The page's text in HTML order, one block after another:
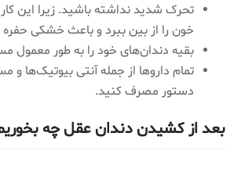
تحرک شدید نداشته باشید. زیرا این
خون را از بین ببرد و باعث خشکی
بقیه دندان‌های خود را به طور معمول
تمام داروها از جمله آنتی بیوتیک‌ها و
دستور مصرف کنید.
بعد از کشیدن دندان عقل چه